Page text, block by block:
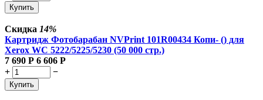
Купить
Скидка 14%
Картридж Фотобарабан NVPrint 101R00434 Копи- () для
Xerox WC 5222/5225/5230 (50 000 стр.)
7 690 Р 6 606 Р
+
−
Купить